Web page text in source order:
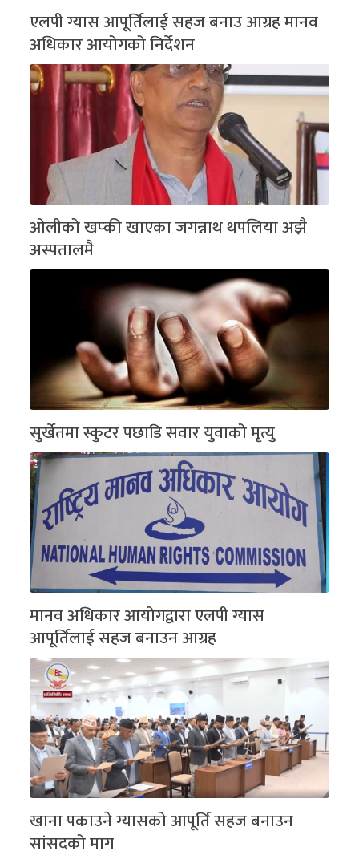
एलपी ग्यास आपूर्तिलाई सहज बनाउ आग्रह मानव
अधिकार आयोगको निर्देशन
ओलीको खप्की खाएका जगन्नाथ थपलिया अझै
अस्पतालमै
सुर्खेतमा स्कुटर पछाडि सवार युवाको मृत्यु
मानव अधिकार आयोगद्वारा एलपी ग्यास
आपूर्तिलाई सहज बनाउन आग्रह
खाना पकाउने ग्यासको आपूर्ति सहज बनाउन
सांसदको माग